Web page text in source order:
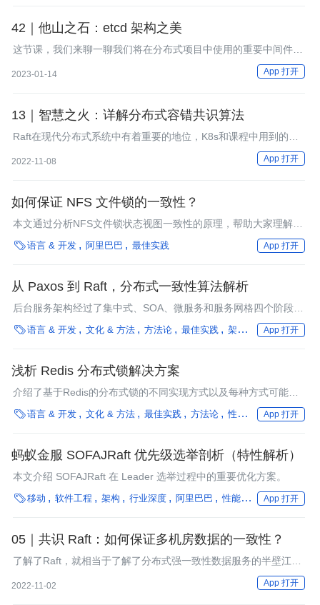
42｜他山之石：etcd 架构之美
这节课，我们来聊一聊我们将在分布式项目中使用的重要中间件：
2023-01-14 App 打开
13｜智慧之火：详解分布式容错共识算法
Raft在现代分布式系统中有着重要的地位，K8s和课程中用到的
etcd组件底层都采用了Raft算法。这节课，我就以Raft算法为例讲
解容错共识算法是如何实现数据的一致性与可用性的。
2022-11-08 App 打开
如何保证 NFS 文件锁的一致性？
本文通过分析NFS文件锁状态视图一致性的原理，帮助大家理解
NFS的一致性设计思路。
语言 & 开发 阿里巴巴 最佳实践 App 打开
从 Paxos 到 Raft，分布式一致性算法解析
后台服务架构经过了集中式、SOA、微服务和服务网格四个阶段，
目前互联网界大都使用微服务和服务网格。服务从集中式、中心化
向分布式、去中心化不断演进，服务也变得更灵活，能够自动扩缩
语言 & 开发 文化 & 方法 方法论 最佳实践 架构 团队搭建
App 打开
浅析 Redis 分布式锁解决方案
介绍了基于Redis的分布式锁的不同实现方式以及每种方式可能存
在的问题和改进方法。
语言 & 开发 文化 & 方法 最佳实践 方法论 性能优化 编程语言
App 打开
蚂蚁金服 SOFAJRaft 优先级选举剖析（特性解析）
本文介绍 SOFAJRaft 在 Leader 选举过程中的重要优化方案。
移动 软件工程 架构 行业深度 阿里巴巴 性能优化 编程语言
App 打开
05｜共识 Raft：如何保证多机房数据的一致性？
了解了Raft，就相当于了解了分布式强一致性数据服务的半壁江
2022-11-02 App 打开